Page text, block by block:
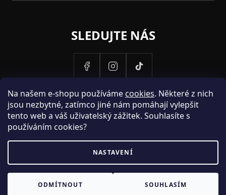
Na našem e-shopu používáme cookies. Některé z nich
jsou nezbytné, zatímco jiné nám pomáhají vylepšit
tento web a váš uživatelský zážitek. Souhlasíte s
používáním cookies?
NASTAVENÍ
ODMÍTNOUT SOUHLASÍM
SLEDUJTE NÁS
PROVOZOVATELEM STRANEK HOSH.CZ JE SPOLECNOST PAK
FASHION S.R.O., IC: 25774701.